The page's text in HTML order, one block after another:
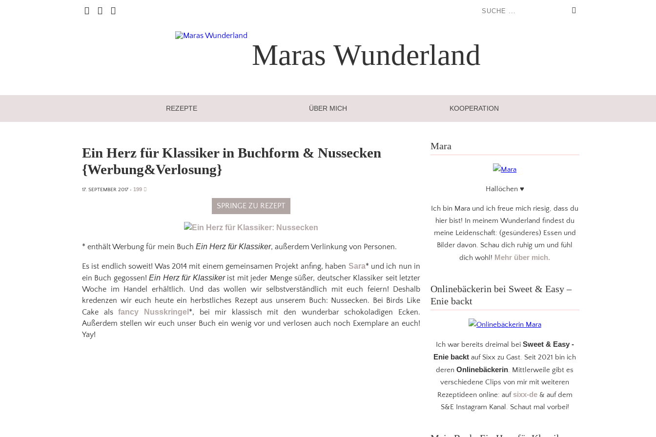
Maras Wunderland
REZEPTE ÜBER MICH KOOPERATION
Ein Herz für Klassiker in Buchform & Nussecken
{Werbung&Verlosung}
17. SEPTEMBER 2017 • 199
SPRINGE ZU REZEPT
* enthält Werbung für mein Buch Ein Herz für Klassiker, außerdem Verlinkung von Personen.
Es ist endlich soweit! Was 2014 mit einem gemeinsamen Projekt anfing, haben Sara* und ich nun in
ein Buch gegossen!Ein Herz für Klassikerist mit jeder Menge süßer, deutscher Klassiker seit letzter
Woche im Handel erhältlich. Und das wollen wir selbstverständlich mit euch feiern! Deshalb
kredenzen wir euch heute ein herbstliches Rezept aus unserem Buch: Nussecken. Bei Birds Like
Cake alsfancy Nusskringel *, bei mir klassisch mit den wunderbar schokoladigen Ecken.
Außerdem stellen wir euch unser Buch ein wenig vor und verlosen auch noch Exemplare an euch!
Yay!
Mara
Hallöchen ♥
Ich bin Mara und ich freue mich riesig, dass du
hier bist! In meinem Wunderland findest du
meine Leidenschaft: (gesünderes) Essen und
Bilder davon. Schau dich ruhig um und fühl
dich wohl! Mehr über mich.
Onlinebäckerin bei Sweet & Easy –
Enie backt
Ich war bereits dreimal bei Sweet & Easy -
Enie backt auf Sixx zu Gast. Seit 2021 bin ich
derenOnlinebäckerin. Mittlerweile gibt es
verschiedene Clips von mir mit weiteren
Rezeptideen online: auf sixx-de& auf dem
S&E Instagram Kanal. Schaut mal vorbei!